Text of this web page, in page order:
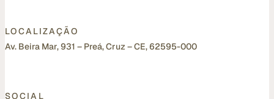
LOCALIZAÇÃO
Av. Beira Mar, 931 – Preá, Cruz – CE, 62595-000
SOCIAL